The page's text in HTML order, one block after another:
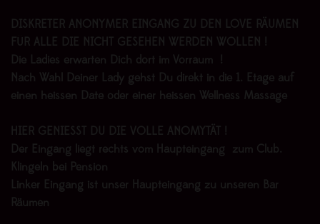
DISKRETER ANONYMER EINGANG ZU DEN LOVE RÄUMEN
FÜR ALLE DIE NICHT GESEHEN WERDEN WOLLEN !
Die Ladies erwarten Dich dort im Vorraum !
Nach Wahl Deiner Lady gehst Du direkt in die 1. Etage auf
einen heissen Date oder einer heissen Wellness Massage
HIER GENIESST DU DIE VOLLE ANOMYTÄT !
Der Eingang liegt rechts vom Haupteingang zum Club.
Klingeln bei Pension
Linker Eingang ist unser Haupteingang zu unseren Bar
Räumen